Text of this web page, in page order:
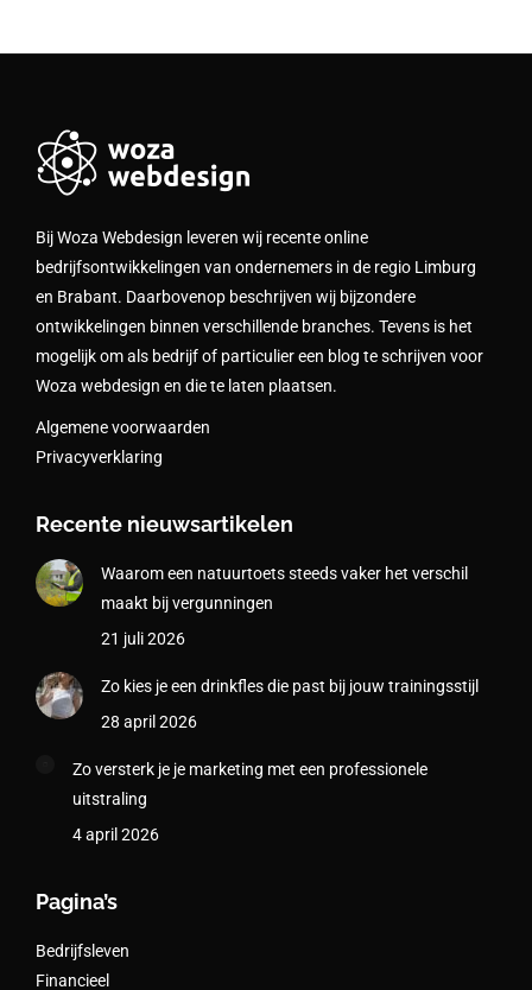
Bij Woza Webdesign leveren wij recente online
bedrijfsontwikkelingen van ondernemers in de regio Limburg
en Brabant. Daarbovenop beschrijven wij bijzondere
ontwikkelingen binnen verschillende branches. Tevens is het
mogelijk om als bedrijf of particulier een blog te schrijven voor
Woza webdesign en die te laten plaatsen.
Algemene voorwaarden
Privacyverklaring
Recente nieuwsartikelen
Waarom een natuurtoets steeds vaker het verschil
maakt bij vergunningen
21 juli 2026
Zo kies je een drinkfles die past bij jouw trainingsstijl
28 april 2026
Zo versterk je je marketing met een professionele
uitstraling
4 april 2026
Pagina’s
Bedrijfsleven
Financieel